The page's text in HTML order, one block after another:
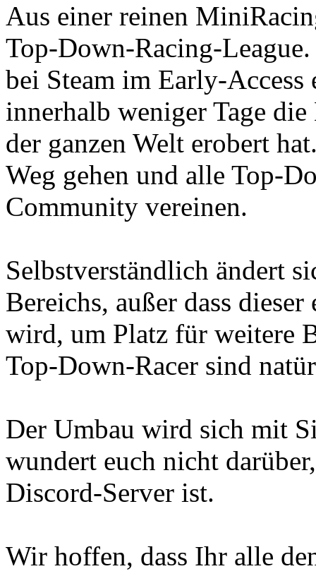
Aus einer reinen
Top-Down-Racing-
bei Steam im Early-
innerhalb weniger Tage
der ganzen Welt erobert
Weg gehen und alle Top-
Community vereinen.
Selbstverständlich ändert
Bereichs, außer dass
wird, um Platz für weitere
Top-Down-Racer sind
Der Umbau wird sich mit
wundert euch nicht
Discord-Server ist.
Wir hoffen, dass Ihr alle